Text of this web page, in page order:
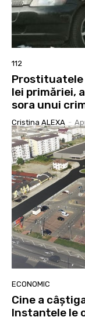
112
Prostituatele
lei primăriei,
sora unui
Cristina ALEXA -
ECONOMIC
Cine a
Instanțele le